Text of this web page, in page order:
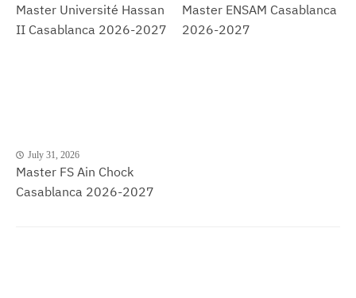
Master Université Hassan
II Casablanca 2026-2027
Master ENSAM Casablanca
2026-2027
July 31, 2026
Master FS Ain Chock
Casablanca 2026-2027